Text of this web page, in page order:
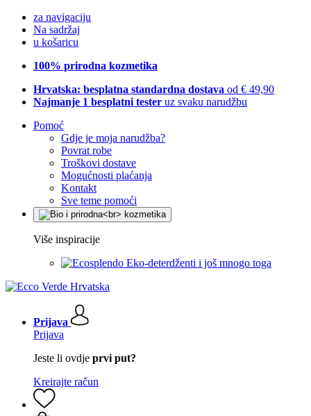
za navigaciju
Na sadržaj
u košaricu
100% prirodna kozmetika
Hrvatska: besplatna standardna dostava od € 49,90
Najmanje 1 besplatni tester uz svaku narudžbu
Pomoć
Gdje je moja narudžba?
Povrat robe
Troškovi dostave
Mogućnosti plaćanja
Kontakt
Sve teme pomoći
Više inspiracije
Eko-deterdženti i još mnogo toga
Prijava
Prijava
Jeste li ovdje prvi put?
Kreirajte račun